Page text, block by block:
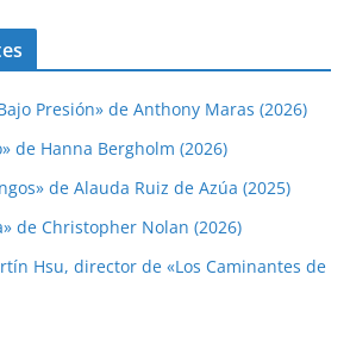
Presión» de Anthony Maras (2026)
de Hanna Bergholm (2026)
de Alauda Ruiz de Azúa (2025)
de Christopher Nolan (2026)
Hsu, director de «Los Caminantes de